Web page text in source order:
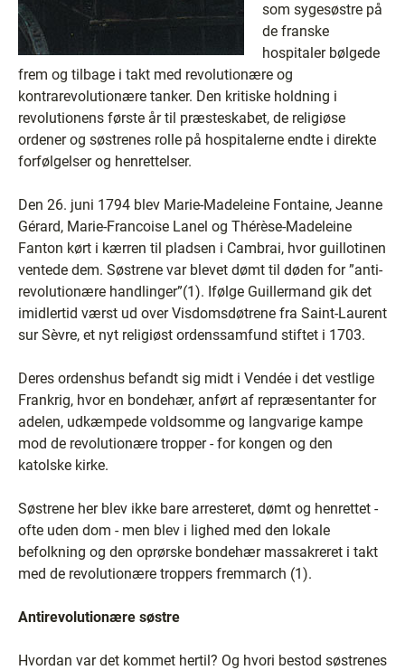
som sygesøstre på
de franske
hospitaler bølgede
frem og tilbage i takt med revolutionære og
kontrarevolutionære tanker. Den kritiske holdning i
revolutionens første år til præsteskabet, de religiøse
ordener og søstrenes rolle på hospitalerne endte i direkte
forfølgelser og henrettelser.
Den 26. juni 1794 blev Marie-Madeleine Fontaine, Jeanne
Gérard, Marie-Francoise Lanel og Thérèse-Madeleine
Fanton kørt i kærren til pladsen i Cambrai, hvor guillotinen
ventede dem. Søstrene var blevet dømt til døden for ”anti-
revolutionære handlinger”(1). Ifølge Guillermand gik det
imidlertid værst ud over Visdomsdøtrene fra Saint-Laurent
sur Sèvre, et nyt religiøst ordenssamfund stiftet i 1703.
Deres ordenshus befandt sig midt i Vendée i det vestlige
Frankrig, hvor en bondehær, anført af repræsentanter for
adelen, udkæmpede voldsomme og langvarige kampe
mod de revolutionære tropper - for kongen og den
katolske kirke.
Søstrene her blev ikke bare arresteret, dømt og henrettet -
ofte uden dom - men blev i lighed med den lokale
befolkning og den oprørske bondehær massakreret i takt
med de revolutionære troppers fremmarch (1).
Antirevolutionære søstre
Hvordan var det kommet hertil? Og hvori bestod søstrenes